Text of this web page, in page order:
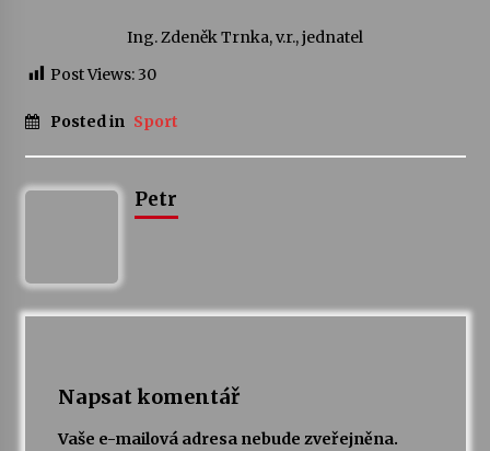
13. 7. 2026
Varhanní recitál Michala Novenka v Klášteře
3. 7. 2026
30. 6. 2026
Ing. Zdeněk Trnka, v.r., jednatel
Post Views:30
Posted in Sport
Petr
Napsat komentář
Vaše e-mailová adresa nebude zveřejněna.